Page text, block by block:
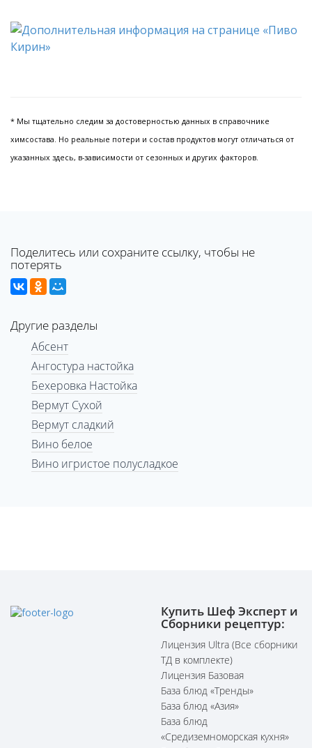
* Мы тщательно следим за достоверностью данных в справочнике
химсостава. Но реальные потери и состав продуктов могут отличаться от
указанных здесь, в-зависимости от сезонных и других факторов.
Поделитесь или сохраните ссылку, чтобы не
потерять
Другие разделы
Абсент
Ангостура настойка
Бехеровка Настойка
Вермут Сухой
Вермут сладкий
Вино белое
Вино игристое полусладкое
Купить Шеф Эксперт и
Сборники рецептур:
Лицензия Ultra (Все сборники
ТД в комплекте)
Лицензия Базовая
База блюд «Тренды»
База блюд «Азия»
База блюд
«Средиземноморская кухня»